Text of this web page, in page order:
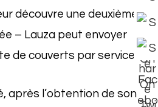
découvre une deuxième
– Lauza peut envoyer
de couverts par service.
après l’obtention de son